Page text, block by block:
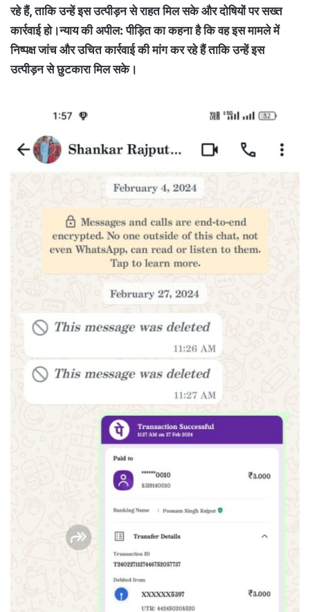
रहे हैं, ताकि उन्हें इस उत्पीड़न से राहत मिल सके और दोषियों पर सख्त
कार्रवाई हो।न्याय की अपील: पीड़ित का कहना है कि वह इस मामले में
निष्पक्ष जांच और उचित कार्रवाई की मांग कर रहे हैं ताकि उन्हें इस
उत्पीड़न से छुटकारा मिल सके।